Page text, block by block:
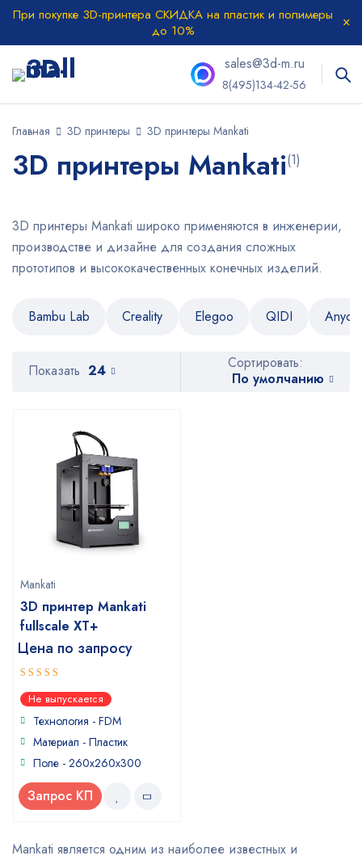
При покупке 3D-принтера СКИДКА на пластик и полимеры
до 10%
sales@3d-m.ru
8(495)134-42-56
Главная 3D принтеры 3D принтеры Mankati
3D принтеры Mankati(1)
3D принтеры Mankati широко применяются в инженерии,
производстве и дизайне для создания сложных
прототипов и высококачественных конечных изделий.
Bambu Lab Creality Elegoo QIDI
Сортировать:
По умолчанию
Показать 24
Mankati
3D принтер Mankati
fullscale XT+
Цена по запросу
4out of
5Не выпускается
Технология - FDM
Материал - Пластик
Поле - 260x260x300
Запрос КП
Mankati является одним из наиболее известных и